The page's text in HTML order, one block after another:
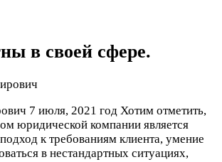
в своей сфере.
7 июля, 2021 год Хотим отметить,
юридической компании является
к требованиям клиента, умение
в нестандартных ситуациях,